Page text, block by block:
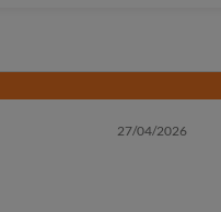
27/04/2026